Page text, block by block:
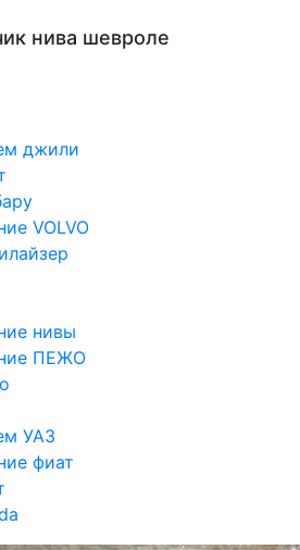
нива шевроле
джили
VOLVO
нивы
ПЕЖО
УАЗ
фиат